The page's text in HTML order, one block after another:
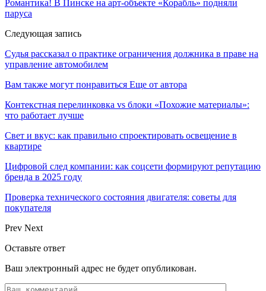
Романтика! В Пинске на арт-объекте «Корабль» подняли
паруса
Следующая запись
Судья рассказал о практике ограничения должника в праве на
управление автомобилем
Вам также могут понравиться Еще от автора
Контекстная перелинковка vs блоки «Похожие материалы»:
что работает лучше
Свет и вкус: как правильно спроектировать освещение в
квартире
Цифровой след компании: как соцсети формируют репутацию
бренда в 2025 году
Проверка технического состояния двигателя: советы для
покупателя
Prev Next
Оставьте ответ
Ваш электронный адрес не будет опубликован.